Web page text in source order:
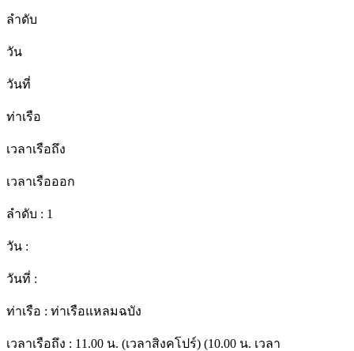
ลำดับ
วัน
วันที่
ท่าเรือ
เวลาเรือถึง
เวลาเรือออก
ลำดับ : 1
วัน :
วันที่ :
ท่าเรือ : ท่าเรือแหลมฉบัง
เวลาเรือถึง : 11.00 น. (เวลาสิงคโปร์) (10.00 น. เวลา